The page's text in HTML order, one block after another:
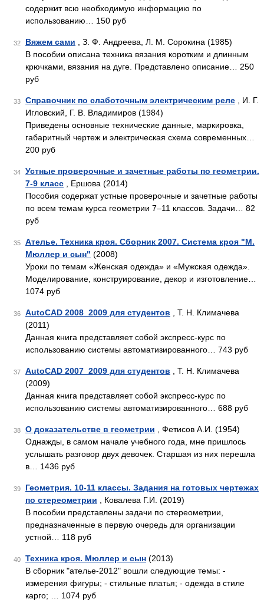
содержит всю необходимую информацию по
использованию… 150 руб
32 Вяжем сами , З. Ф. Андреева, Л. М. Сорокина (1985)
В пособии описана техника вязания коротким и длинным
крючками, вязания на дуге. Представлено описание… 250
руб
33 Справочник по слаботочным электрическим реле , И. Г.
Игловский, Г. В. Владимиров (1984)
Приведены основные технические данные, маркировка,
габаритный чертеж и электрическая схема современных…
200 руб
34
Устные проверочные и зачетные работы по геометрии.
7-9 класс , Ершова (2014)
Пособия содержат устные проверочные и зачетные работы
по всем темам курса геометрии 7–11 классов. Задачи… 82
руб
35
Ателье. Техника кроя. Сборник 2007. Система кроя "М.
Мюллер и сын" (2008)
Уроки по темам «Женская одежда» и «Мужская одежда».
Моделирование, конструирование, декор и изготовление…
1074 руб
36 AutoCAD 2008_2009 для студентов , Т. Н. Климачева
(2011)
Данная книга представляет собой экспресс-курс по
использованию системы автоматизированного… 743 руб
37 AutoCAD 2007_2009 для студентов , Т. Н. Климачева
(2009)
Данная книга представляет собой экспресс-курс по
использованию системы автоматизированного… 688 руб
38 О доказательстве в геометрии , Фетисов А.И. (1954)
Однажды, в самом начале учебного года, мне пришлось
услышать разговор двух девочек. Старшая из них перешла
в… 1436 руб
39
Геометрия. 10-11 классы. Задания на готовых чертежах
по стереометрии , Ковалева Г.И. (2019)
В пособии представлены задачи по стереометрии,
предназначенные в первую очередь для организации
устной… 118 руб
40 Техника кроя. Мюллер и сын (2013)
В сборник "ателье-2012" вошли следующие темы: -
измерения фигуры; - стильные платья; - одежда в стиле
карго; … 1074 руб